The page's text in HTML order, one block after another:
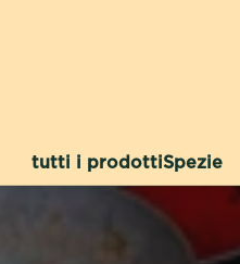
tutti i prodottiSpezie